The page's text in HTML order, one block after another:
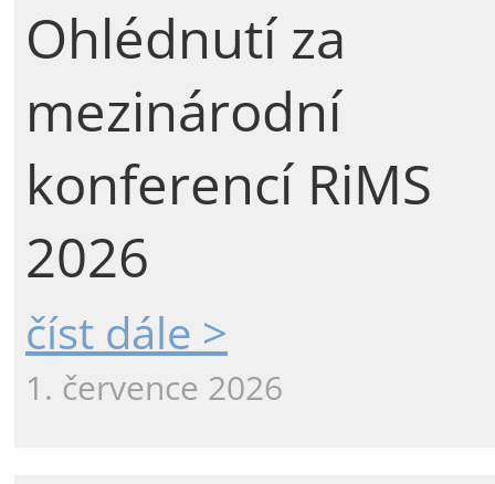
Ohlédnutí za
mezinárodní
konferencí RiMS
2026
číst dále >
1. července 2026